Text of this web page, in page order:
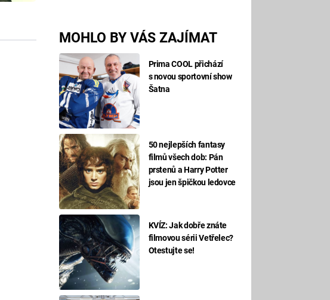
MOHLO BY VÁS ZAJÍMAT
Prima COOL přichází
s novou sportovní show
Šatna
50 nejlepších fantasy
filmů všech dob: Pán
prstenů a Harry Potter
jsou jen špičkou ledovce
KVÍZ: Jak dobře znáte
filmovou sérii Vetřelec?
Otestujte se!